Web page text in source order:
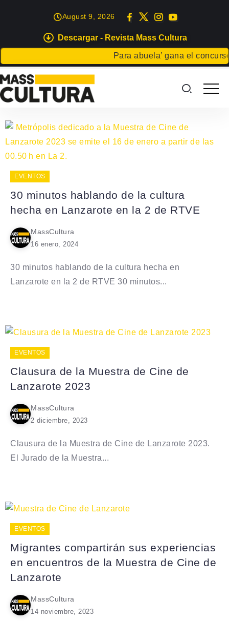
Descargar - Revista Mass Cultura
Para abuela’ gana el concurso
August 9, 2026
EVENTOS
30 minutos hablando de la cultura
hecha en Lanzarote en la 2 de RTVE
MassCultura
16 enero, 2024
30 minutos hablando de la cultura hecha en
Lanzarote en la 2 de RTVE 30 minutos...
EVENTOS
Clausura de la Muestra de Cine de
Lanzarote 2023
MassCultura
2 diciembre, 2023
Clausura de la Muestra de Cine de Lanzarote 2023.
El Jurado de la Muestra...
EVENTOS
Migrantes compartirán sus experiencias
en encuentros de la Muestra de Cine de
Lanzarote
MassCultura
14 noviembre, 2023